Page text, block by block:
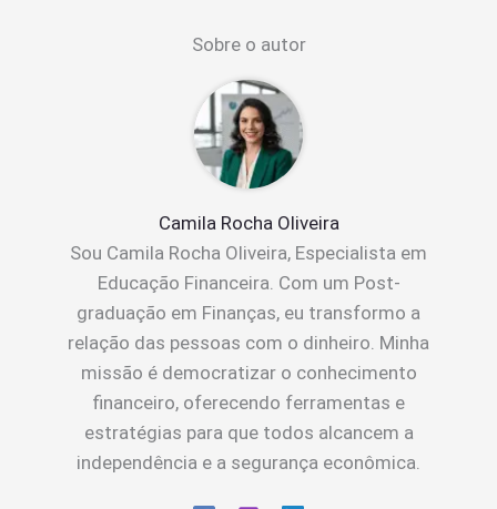
Sobre o autor
Camila Rocha Oliveira
Sou Camila Rocha Oliveira, Especialista em
Educação Financeira. Com um Post-
graduação em Finanças, eu transformo a
relação das pessoas com o dinheiro. Minha
missão é democratizar o conhecimento
financeiro, oferecendo ferramentas e
estratégias para que todos alcancem a
independência e a segurança econômica.